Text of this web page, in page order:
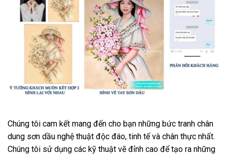
Chúng tôi cam kết mang đến cho bạn những bức tranh chân
dung sơn dầu nghệ thuật độc đáo, tinh tế và chân thực nhất.
Chúng tôi sử dụng các kỹ thuật vẽ đỉnh cao để tạo ra những